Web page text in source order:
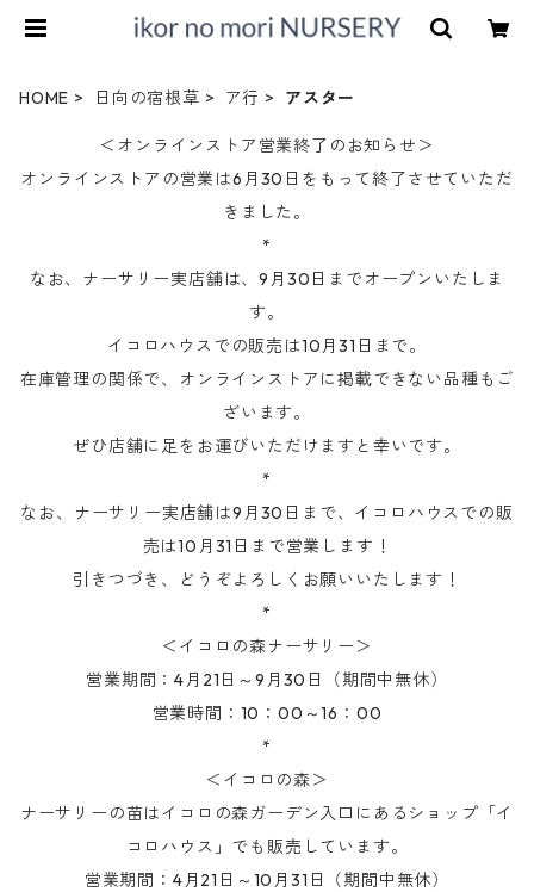
HOME 日向の宿根草 ア行 アスター
＜オンラインストア営業終了のお知らせ＞
オンラインストアの営業は6月30日をもって終了させていただ
きました。
*
なお、ナーサリー実店舗は、9月30日までオープンいたしま
す。
イコロハウスでの販売は10月31日まで。
在庫管理の関係で、オンラインストアに掲載できない品種もご
ざいます。
ぜひ店舗に足をお運びいただけますと幸いです。
*
なお、ナーサリー実店舗は9月30日まで、イコロハウスでの販
売は10月31日まで営業します！
引きつづき、どうぞよろしくお願いいたします！
*
＜イコロの森ナーサリー＞
営業期間：4月21日～9月30日（期間中無休）
営業時間：10：00～16：00
*
＜イコロの森＞
ナーサリーの苗はイコロの森ガーデン入口にあるショップ「イ
コロハウス」でも販売しています。
営業期間：4月21日～10月31日（期間中無休）